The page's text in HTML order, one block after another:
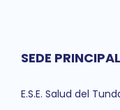
SEDE PRINCIPAL
E.S.E. Salud del